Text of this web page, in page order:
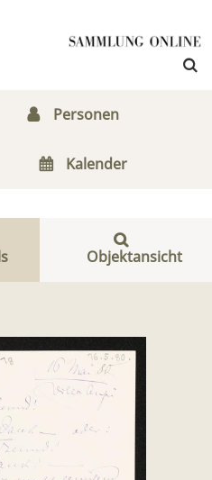
Personen
Kalender
Objektansicht